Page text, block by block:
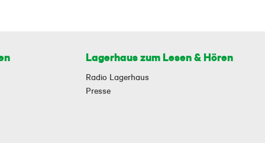
Lagerhaus zum Lesen & Hören
Radio Lagerhaus
Presse